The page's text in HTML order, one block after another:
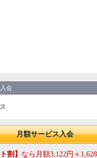
会
月額サービス入会
割】 なら月額3,122円＋